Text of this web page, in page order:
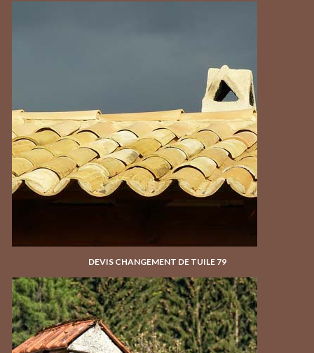
DEVIS CHANGEMENT DE TUILE 79